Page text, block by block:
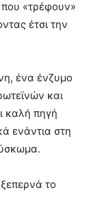
«τρέφουν»
έτσι την
ένα ένζυμο
και
καλή πηγή
ενάντια στη
το